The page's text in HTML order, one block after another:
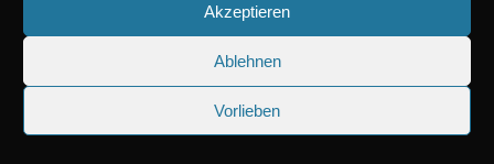
Akzeptieren
Ablehnen
Vorlieben